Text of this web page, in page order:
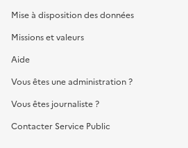
Mise à disposition des données
Missions et valeurs
Aide
Vous êtes une administration ?
Vous êtes journaliste ?
Contacter Service Public